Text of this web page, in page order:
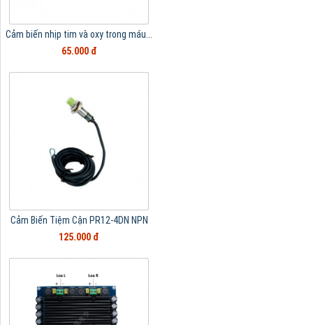
Cảm biến nhịp tim và oxy trong máu...
65.000 đ
Cảm Biến Tiệm Cận PR12-4DN NPN
125.000 đ